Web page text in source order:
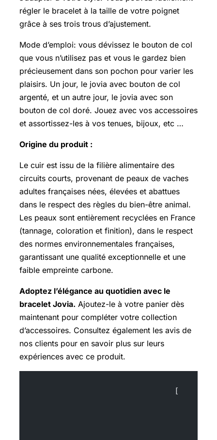
régler le bracelet à la taille de votre poignet
grâce à ses trois trous d’ajustement.
Mode d’emploi: vous dévissez le bouton de col
que vous n’utilisez pas et vous le gardez bien
précieusement dans son pochon pour varier les
plaisirs. Un jour, le jovia avec bouton de col
argenté, et un autre jour, le jovia avec son
bouton de col doré. Jouez avec vos accessoires
et assortissez-les à vos tenues, bijoux, etc …
Origine du produit :
Le cuir est issu de la filière alimentaire des
circuits courts, provenant de peaux de vaches
adultes françaises nées, élevées et abattues
dans le respect des règles du bien-être animal.
Les peaux sont entièrement recyclées en France
(tannage, coloration et finition), dans le respect
des normes environnementales françaises,
garantissant une qualité exceptionnelle et une
faible empreinte carbone.
Adoptez l’élégance au quotidien avec le
bracelet Jovia. Ajoutez-le à votre panier dès
maintenant pour compléter votre collection
d’accessoires. Consultez également les avis de
nos clients pour en savoir plus sur leurs
expériences avec ce produit.
				[